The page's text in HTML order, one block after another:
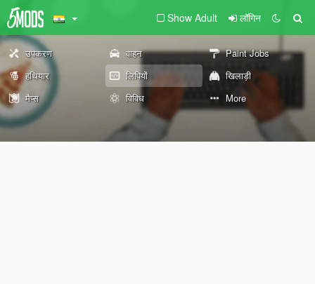
Show Adult लॉगिन
उपकरण वाहन
Paint Jobs
हथियार
लिपियों
खिलाड़ी
मैप्स
विविध More